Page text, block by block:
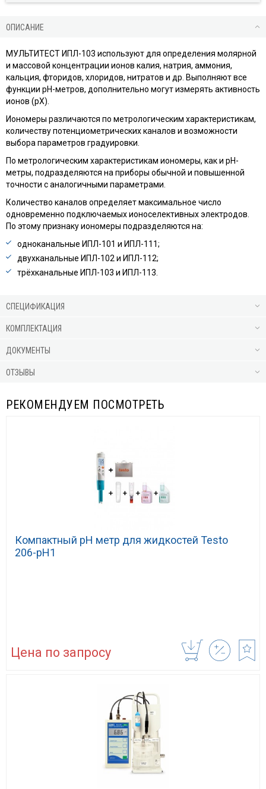
ОПИСАНИЕ
МУЛЬТИТЕСТ ИПЛ-103 используют для определения молярной
и массовой концентрации ионов калия, натрия, аммония,
кальция, фторидов, хлоридов, нитратов и др. Выполняют все
функции pH-метров, дополнительно могут измерять активность
ионов (pX).
Иономеры различаются по метрологическим характеристикам,
количеству потенциометрических каналов и возможности
выбора параметров градуировки.
По метрологическим характеристикам иономеры, как и pH-
метры, подразделяются на приборы обычной и повышенной
точности с аналогичными параметрами.
Количество каналов определяет максимальное число
одновременно подключаемых ионоселективных электродов.
По этому признаку иономеры подразделяются на:
одноканальные ИПЛ-101 и ИПЛ-111;
двухканальные ИПЛ-102 и ИПЛ-112;
трёхканальные ИПЛ-103 и ИПЛ-113.
СПЕЦИФИКАЦИЯ
КОМПЛЕКТАЦИЯ
ДОКУМЕНТЫ
ОТЗЫВЫ
РЕКОМЕНДУЕМ ПОСМОТРЕТЬ
Компактный pH метр для жидкостей Testo
206-pH1
Цена по запросу